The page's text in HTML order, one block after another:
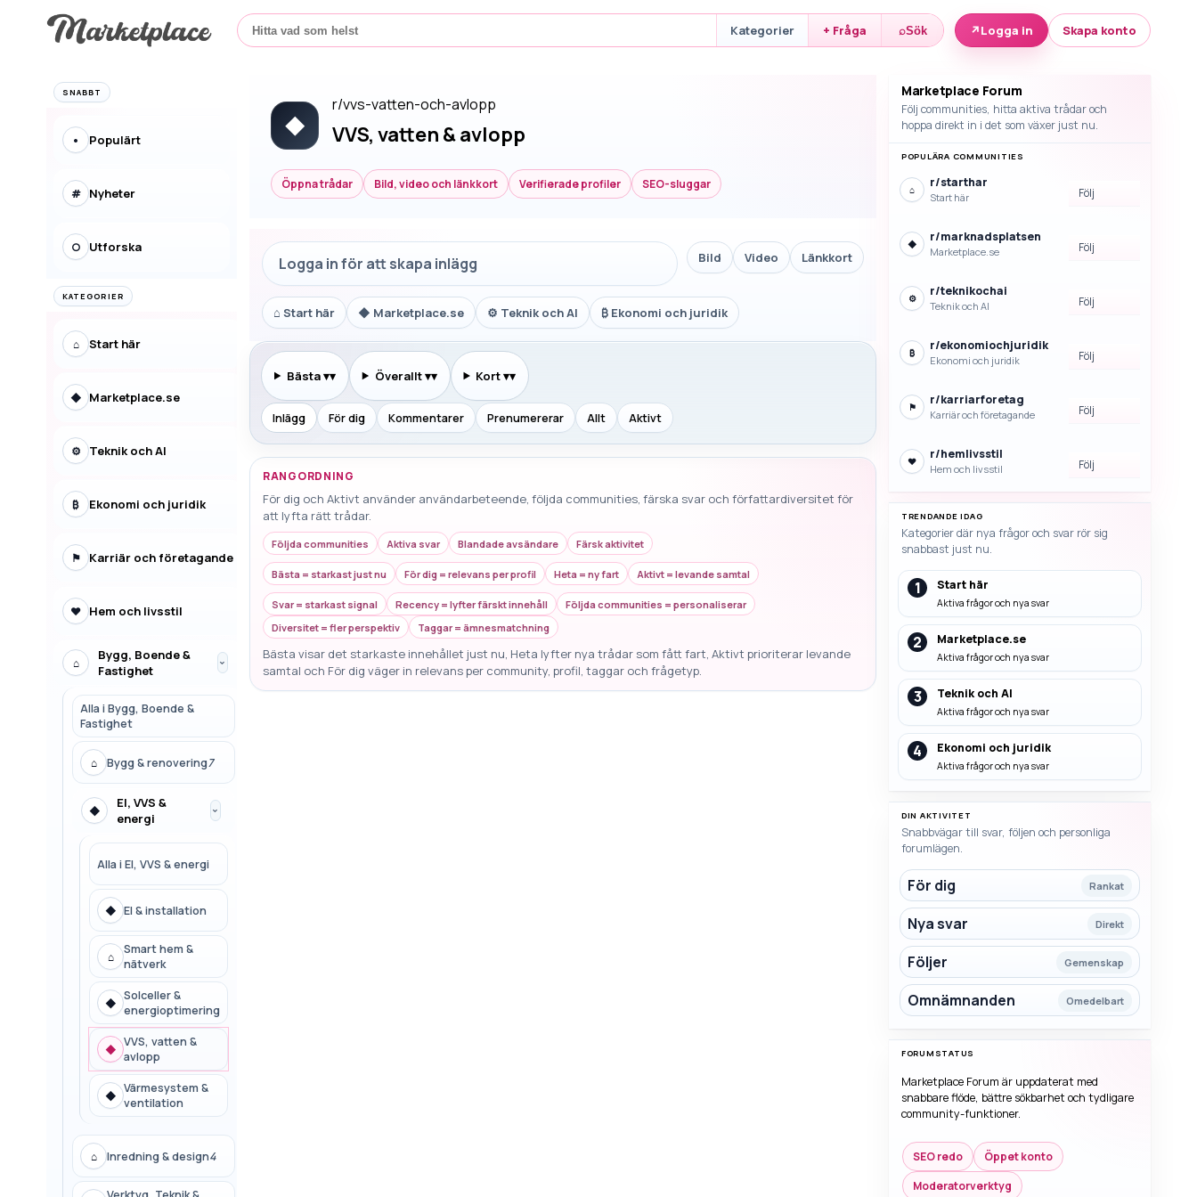
Kategorier + Fråga ⌕Sök ↗Logga in Skapa konto
SNABBT
• Populärt
# Nyheter
○ Utforska
KATEGORIER
⌂ Start här
◆ Marketplace.se
⚙ Teknik och AI
₿ Ekonomi och juridik
⚑ Karriär och företagande
♥ Hem och livsstil
⌂
Bygg, Boende &
Fastighet
›
Alla i Bygg, Boende &
Fastighet
⌂ Bygg & renovering7
◆
El, VVS &
energi
›
Alla i El, VVS & energi
◆ El & installation
⌂
Smart hem &
nätverk
◆ Solceller &
energioptimering
◆ VVS, vatten &
avlopp
◆ Värmesystem &
ventilation
⌂ Inredning & design4
◆
r/vvs-vatten-och-avlopp
VVS, vatten & avlopp
Öppna trådar Bild, video och länkkort Verifierade profiler SEO-sluggar
Logga in för att skapa inlägg Bild Video Länkkort
⌂ Start här ◆ Marketplace.se ⚙ Teknik och AI ₿ Ekonomi och juridik
Bästa▾ Överallt▾ Kort▾
Inlägg För dig Kommentarer Prenumererar Allt Aktivt
RANGORDNING
För dig och Aktivt använder användarbeteende, följda communities, färska svar och författardiversitet för
att lyfta rätt trådar.
Följda communities Aktiva svar Blandade avsändare Färsk aktivitet
Bästa = starkast just nu För dig = relevans per profil Heta = ny fart Aktivt = levande samtal
Svar = starkast signal Recency = lyfter färskt innehåll
Följda communities = personaliserar
Diversitet = fler perspektiv
Taggar = ämnesmatchning
Bästa visar det starkaste innehållet just nu, Heta lyfter nya trådar som fått fart, Aktivt prioriterar levande
samtal och För dig väger in relevans per community, profil, taggar och frågetyp.
Marketplace Forum
Följ communities, hitta aktiva trådar och
hoppa direkt in i det som växer just nu.
POPULÄRA COMMUNITIES
⌂ r/starthar
Start här Följ
◆ r/marknadsplatsen
Marketplace.se Följ
⚙ r/teknikochai
Teknik och AI Följ
₿ r/ekonomiochjuridik
Ekonomi och juridik Följ
⚑ r/karriarforetag
Karriär och företagande Följ
♥ r/hemlivsstil
Hem och livsstil Följ
TRENDANDE IDAG
Kategorier där nya frågor och svar rör sig
snabbast just nu.
1 Start här
Aktiva frågor och nya svar
2 Marketplace.se
Aktiva frågor och nya svar
3 Teknik och AI
Aktiva frågor och nya svar
4 Ekonomi och juridik
Aktiva frågor och nya svar
DIN AKTIVITET
Snabbvägar till svar, följen och personliga
forumlägen.
För dig Rankat
Nya svar Direkt
Följer Gemenskap
Omnämnanden Omedelbart
FORUMSTATUS
Marketplace Forum är uppdaterat med
snabbare flöde, bättre sökbarhet och tydligare
community-funktioner.
SEO redo
Öppet konto
Moderatorverktyg